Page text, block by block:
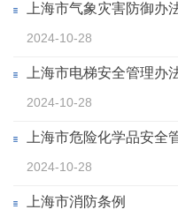
上海市气象灾害防御办
2024-10-28
上海市电梯安全管理办
2024-10-28
上海市危险化学品安全
2024-10-28
上海市消防条例